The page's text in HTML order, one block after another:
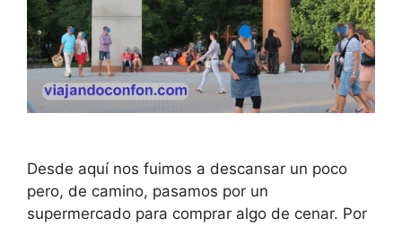
Desde aquí nos fuimos a descansar un poco
pero, de camino, pasamos por un
supermercado para comprar algo de cenar. Por